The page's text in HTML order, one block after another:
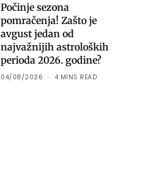
Počinje sezona
pomračenja! Zašto je
avgust jedan od
najvažnijih astroloških
perioda 2026. godine?
04/08/2026 4 MINS READ